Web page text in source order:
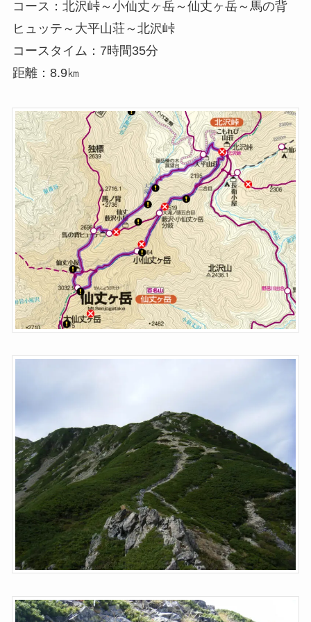
コース：北沢峠～小仙丈ヶ岳～仙丈ヶ岳～馬の背
ヒュッテ～大平山荘～北沢峠
コースタイム：7時間35分
距離：8.9㎞